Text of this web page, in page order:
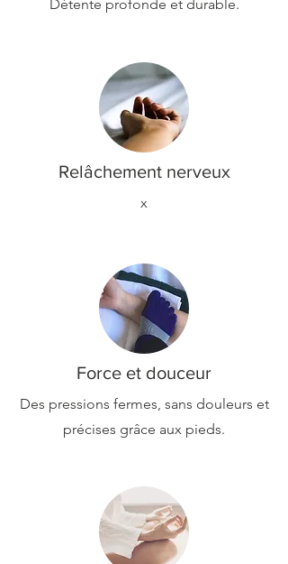
Détente profonde et durable.
Relâchement nerveux
x
Force et douceur
Des pressions fermes, sans douleurs et
précises grâce aux pieds.